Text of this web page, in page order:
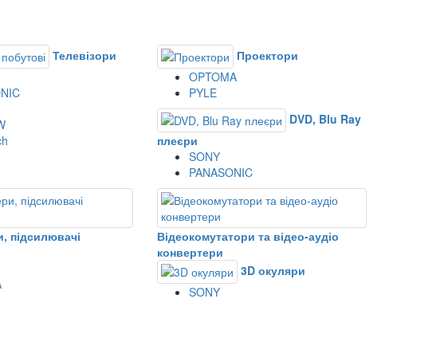
Телевізори
Проектори
OPTOMA
PYLE
DVD, Blu Ray
плеєри
SONY
PANASONIC
підсилювачі
Відеокомутатори та відео-аудіо
конвертери
3D окуляри
SONY